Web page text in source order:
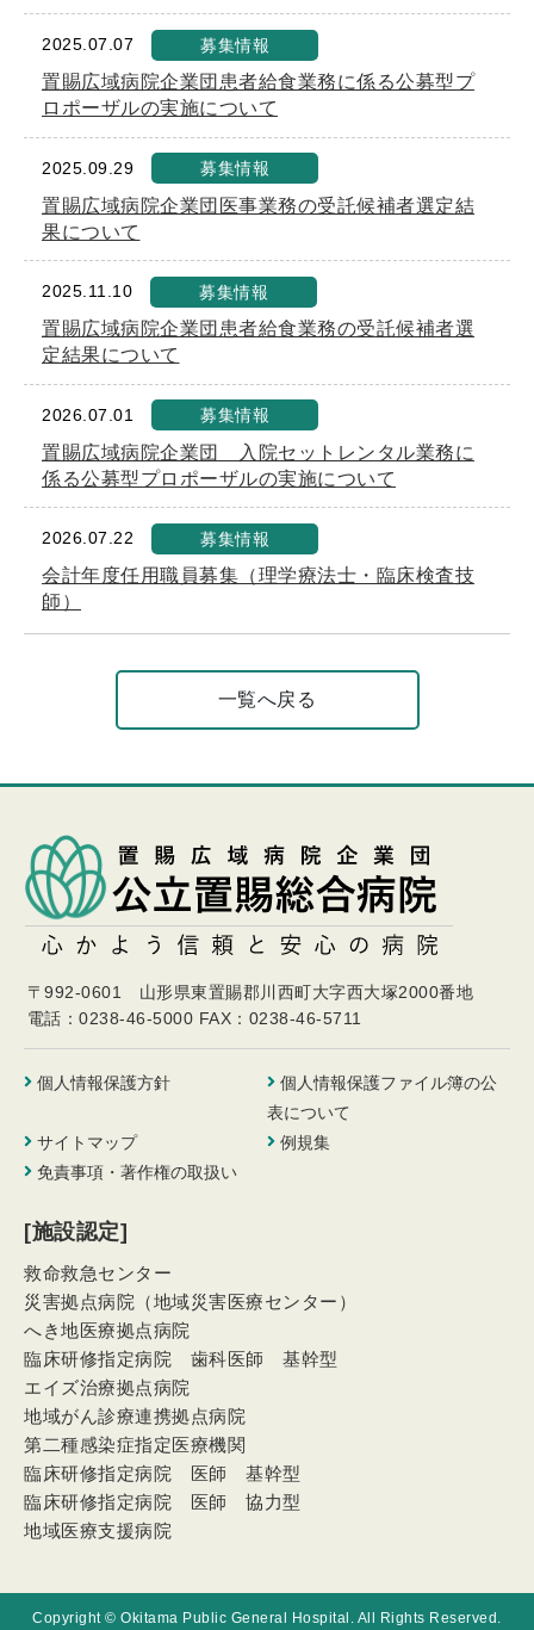
2025.07.07 募集情報
置賜広域病院企業団患者給食業務に係る公募型プ
ロポーザルの実施について
2025.09.29 募集情報
置賜広域病院企業団医事業務の受託候補者選定結
果について
2025.11.10 募集情報
置賜広域病院企業団患者給食業務の受託候補者選
定結果について
2026.07.01 募集情報
置賜広域病院企業団 入院セットレンタル業務に
係る公募型プロポーザルの実施について
2026.07.22 募集情報
会計年度任用職員募集（理学療法士・臨床検査技
師）
一覧へ戻る
〒992-0601 山形県東置賜郡川西町大字西大塚2000番地
電話：0238-46-5000 FAX：0238-46-5711
個人情報保護方針
個人情報保護ファイル簿の公
表について
サイトマップ
例規集
免責事項・著作権の取扱い
[施設認定]
救命救急センター
災害拠点病院（地域災害医療センター）
へき地医療拠点病院
臨床研修指定病院 歯科医師 基幹型
エイズ治療拠点病院
地域がん診療連携拠点病院
第二種感染症指定医療機関
臨床研修指定病院 医師 基幹型
臨床研修指定病院 医師 協力型
地域医療支援病院
Copyright © Okitama Public General Hospital. All Rights Reserved.